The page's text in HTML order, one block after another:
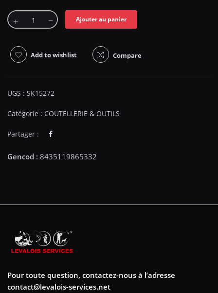
Ajouter au panier
Add to wishlist Compare
UGS : SK15272
Catégorie : COUTELLERIE & OUTILS
Partager :
Pour toute question, contactez-nous à l’adresse
contact@levalois-services.net